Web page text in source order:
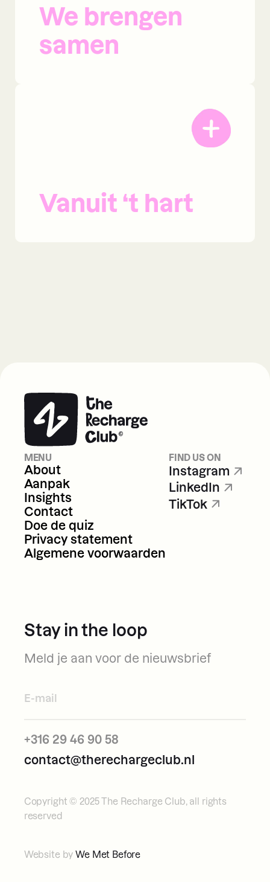
We brengen
samen
Vanuit ‘t hart
MENU
About
About
Aanpak
Aanpak
Insights
Insights
Contact
Contact
Doe de quiz
Doe de quiz
Privacy statement
Algemene voorwaarden
FIND US ON
Instagram
Instagram
LinkedIn
TikTok
Stay in the loop
Meld je aan voor de nieuwsbrief
+316 29 46 90 58
contact@therechargeclub.nl
Copyright © 2025 The Recharge Club, all rights
reserved
Website byWe Met Before